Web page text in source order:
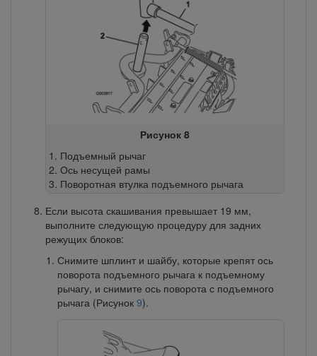
Рисунок 8
Подъемный рычаг
Ось несущей рамы
Поворотная втулка подъемного рычага
Если высота скашивания превышает 19 мм,
выполните следующую процедуру для задних
режущих блоков:
Снимите шплинт и шайбу, которые крепят ось
поворота подъемного рычага к подъемному
рычагу, и снимите ось поворота с подъемного
рычага (Рисунок 9).